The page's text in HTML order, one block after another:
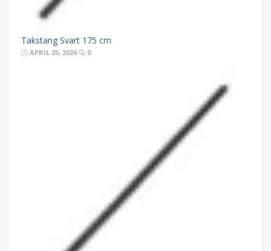
Takstang Svart 175 cm
APRIL 25, 2026 0